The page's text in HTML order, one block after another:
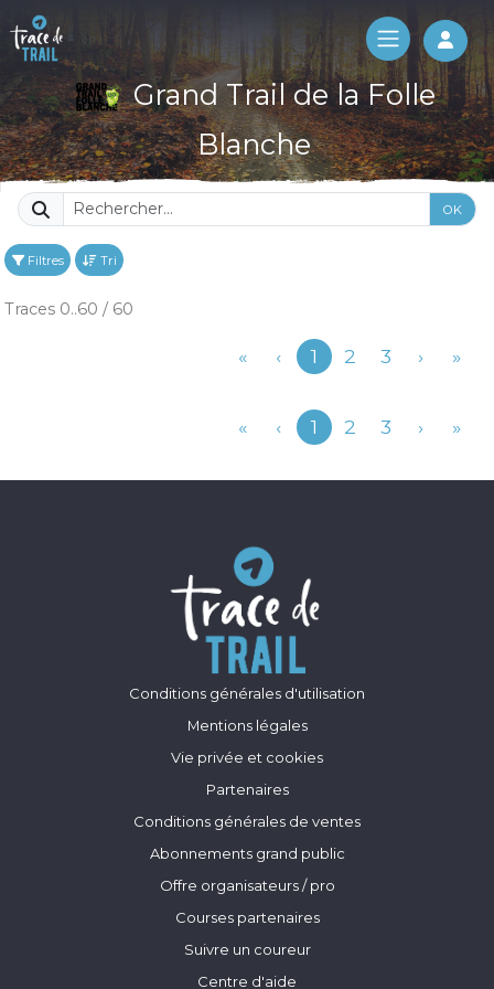
Log
Grand Trail de la Folle
Blanche
OK
Filtres Tri
Traces 0..60 / 60
« ‹Précédent
1 2 3 › »
« ‹Précédent
1 2 3 › »
Conditions générales d'utilisation
Mentions légales
Vie privée et cookies
Partenaires
Conditions générales de ventes
Abonnements grand public
Offre organisateurs / pro
Courses partenaires
Suivre un coureur
Centre d'aide